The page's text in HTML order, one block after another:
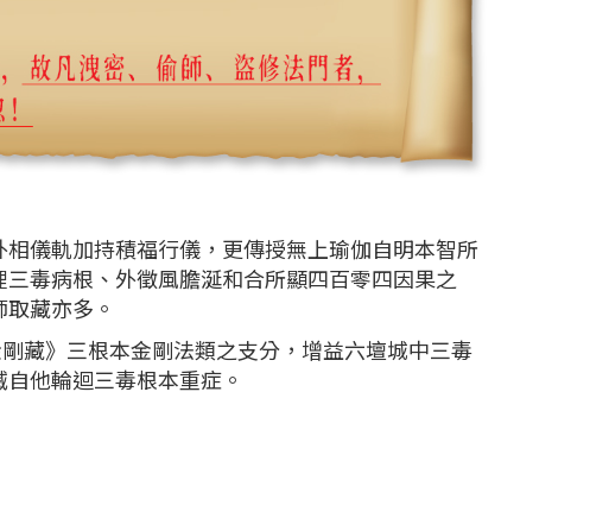
儀軌加持積福行儀，更傳授無上瑜伽自明本智所
毒病根、外徵風膽涎和合所顯四百零四因果之
藏亦多。
》三根本金剛法類之支分，增益六壇城中三毒
他輪迴三毒根本重症。